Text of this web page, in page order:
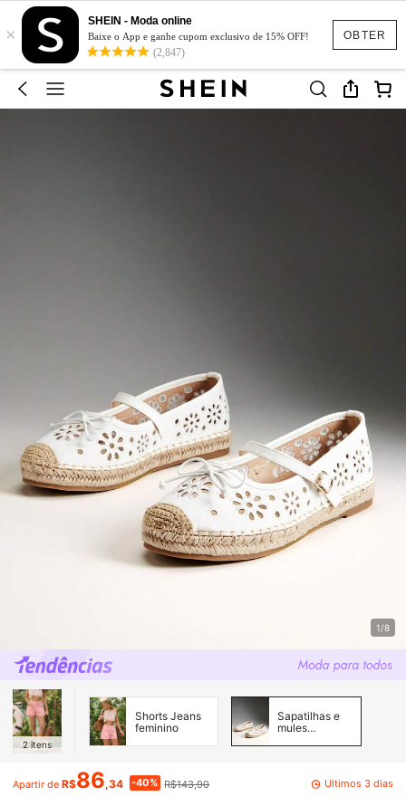
OBTER
×
SHEIN - Moda online
Baixe o App e ganhe cupom exclusivo de 15% OFF!
(2,847)
1/8
2 itens
Shorts Jeans
feminino
Sapatilhas e
mules
Apartir de R$86,34 -40% R$143,90 Últimos 3 dias